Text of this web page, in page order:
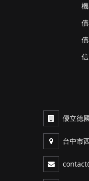
優立德
台中市